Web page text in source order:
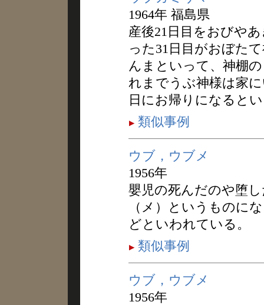
1964年 福島県
産後21日目をおびや
った31日目がおぼた
んまといって、神棚
れまでうぶ神様は家
日にお帰りになると
類似事例
ウブ，ウブメ
1956年
嬰児の死んだのや堕
（メ）というものに
どといわれている。
類似事例
ウブ，ウブメ
1956年